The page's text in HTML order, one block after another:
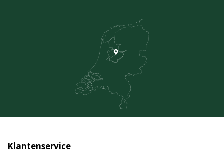
Klantenservice